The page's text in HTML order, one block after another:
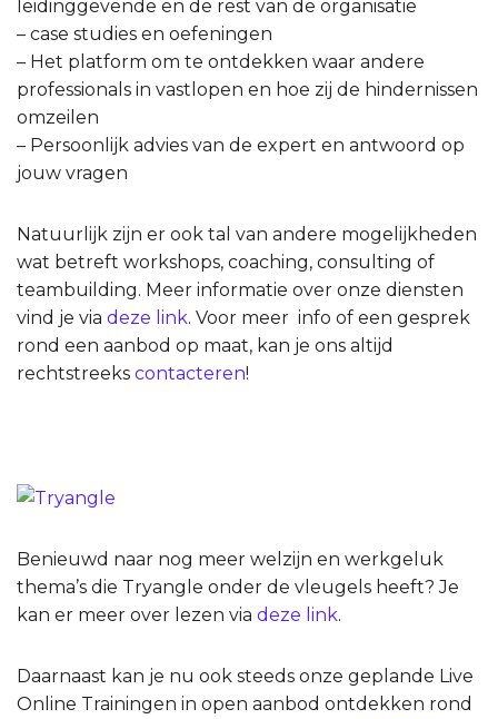
leidinggevende en de rest van de organisatie
– case studies en oefeningen
– Het platform om te ontdekken waar andere
professionals in vastlopen en hoe zij de hindernissen
omzeilen
– Persoonlijk advies van de expert en antwoord op
jouw vragen
Natuurlijk zijn er ook tal van andere mogelijkheden
wat betreft workshops, coaching, consulting of
teambuilding. Meer informatie over onze diensten
vind je via deze link. Voor meer info of een gesprek
rond een aanbod op maat, kan je ons altijd
rechtstreeks contacteren!
Benieuwd naar nog meer welzijn en werkgeluk
thema’s die Tryangle onder de vleugels heeft? Je
kan er meer over lezen via deze link.
Daarnaast kan je nu ook steeds onze geplande Live
Online Trainingen in open aanbod ontdekken rond